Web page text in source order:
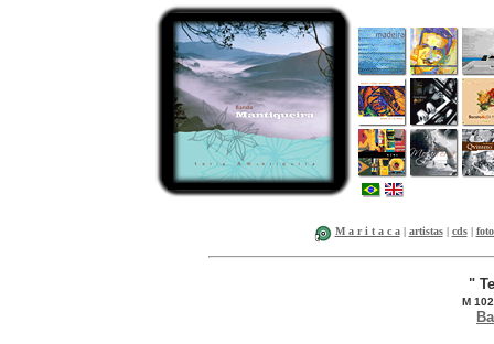
M a r i t a c a| artistas| cds|
"
M